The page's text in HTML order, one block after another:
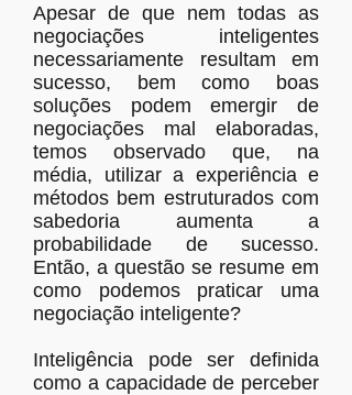
Apesar de que nem todas as
negociações inteligentes
necessariamente resultam em
sucesso, bem como boas
soluções podem emergir de
negociações mal elaboradas,
temos observado que, na
média, utilizar a experiência e
métodos bem estruturados com
sabedoria aumenta a
probabilidade de sucesso.
Então, a questão se resume em
como podemos praticar uma
negociação inteligente?
Inteligência pode ser definida
como a capacidade de perceber